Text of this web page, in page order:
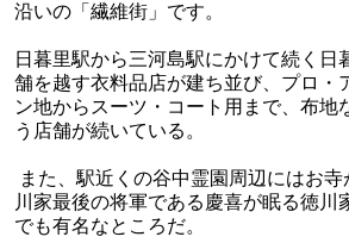
沿いの「繊維街」です。
日暮里駅から三河島駅にかけて続く日
舗を越す衣料品店が建ち並び、プロ・
ン地からスーツ・コート用まで、布地
う店舗が続いている。
また、駅近くの谷中霊園周辺にはお
川家最後の将軍である慶喜が眠る徳川
でも有名なところだ。